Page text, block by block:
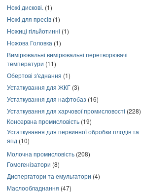
Ножі дискові. (1)
Ножі для пресів (1)
Ножиці гільйотинні (1)
Ножова Головка (1)
Вимірювальні вимірювальні перетворювачі
температури (11)
Обертові з'єднання (1)
Устаткування для ЖКГ (3)
Устаткування для нафтобаз (16)
Устаткування для харчової промисловості (228)
Консервна промисловість (19)
Устаткування для первинної обробки плодів та
ягід (10)
Молочна промисловість (208)
Гомогенізатори (8)
Диспергатори та емульгатори (4)
Маслообладнання (47)